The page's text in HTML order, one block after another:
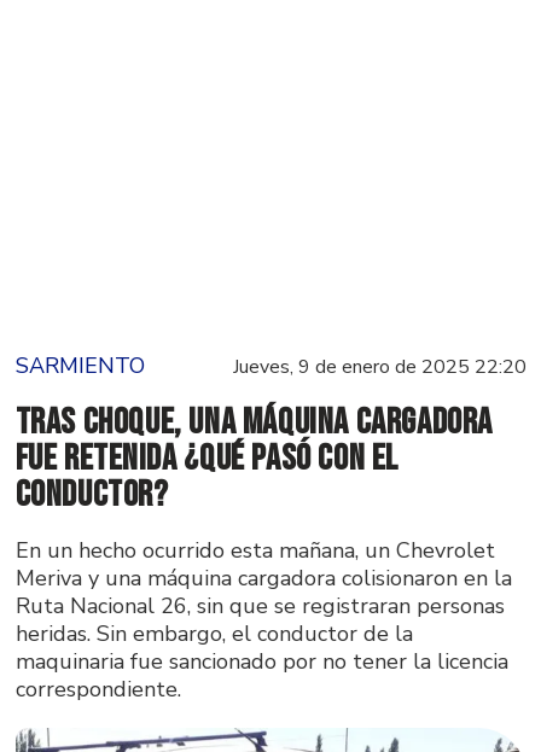
SARMIENTO Jueves, 9 de enero de 2025 22:20
Tras choque, una máquina cargadora
fue retenida ¿Qué pasó con el
conductor?
En un hecho ocurrido esta mañana, un Chevrolet
Meriva y una máquina cargadora colisionaron en la
Ruta Nacional 26, sin que se registraran personas
heridas. Sin embargo, el conductor de la
maquinaria fue sancionado por no tener la licencia
correspondiente.